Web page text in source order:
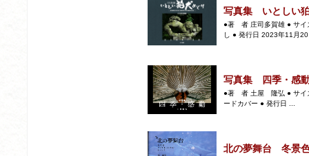
写真集 いとしい
●著 者 庄司多賀雄 ● サイ
し ● 発行日 2023年11月
写真集 四季・感
●著 者 土屋 隆弘 ● サイ
ードカバー ● 発行日 ...
北の夢舞台 冬景